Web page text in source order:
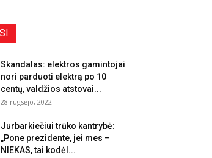
Skandalas: elektros gamintojai
nori parduoti elektrą po 10
centų, valdžios atstovai...
28 rugsėjo, 2022
Jurbarkiečiui trūko kantrybė:
„Pone prezidente, jei mes –
NIEKAS, tai kodėl...